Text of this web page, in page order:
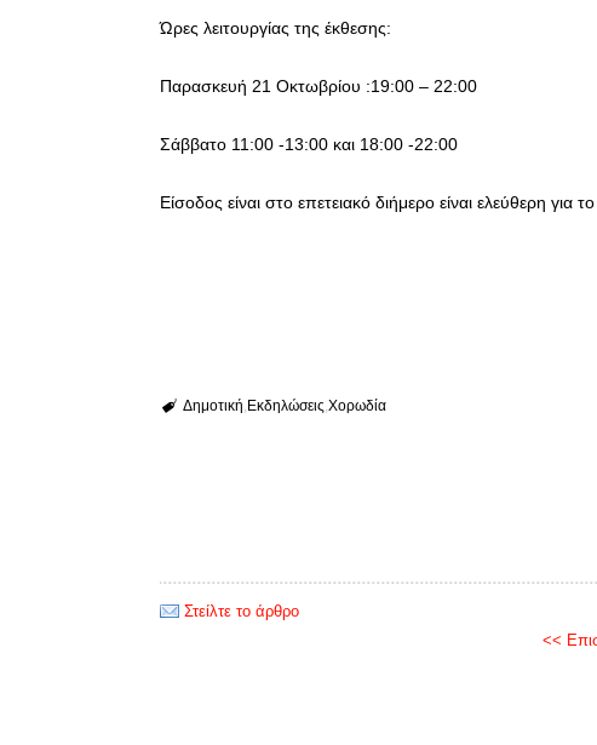
Ώρες λειτουργίας της έκθεσης:
Παρασκευή 21 Οκτωβρίου :19:00 – 22:00
Σάββατο 11:00 -13:00 και 18:00 -22:00
Είσοδος είναι στο επετειακό διήμερο είναι ελεύθερη για το
Δημοτική Εκδηλώσεις Χορωδία
Στείλτε το άρθρο
<<